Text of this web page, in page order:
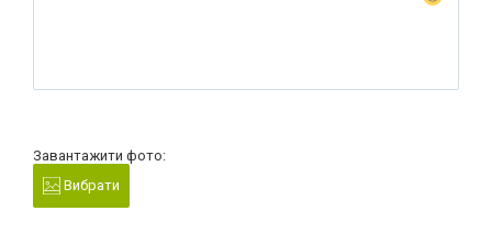
Завантажити фото:
Вибрати